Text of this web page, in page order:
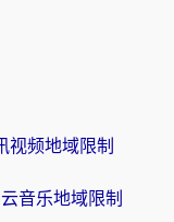
视频地域限制
音乐地域限制